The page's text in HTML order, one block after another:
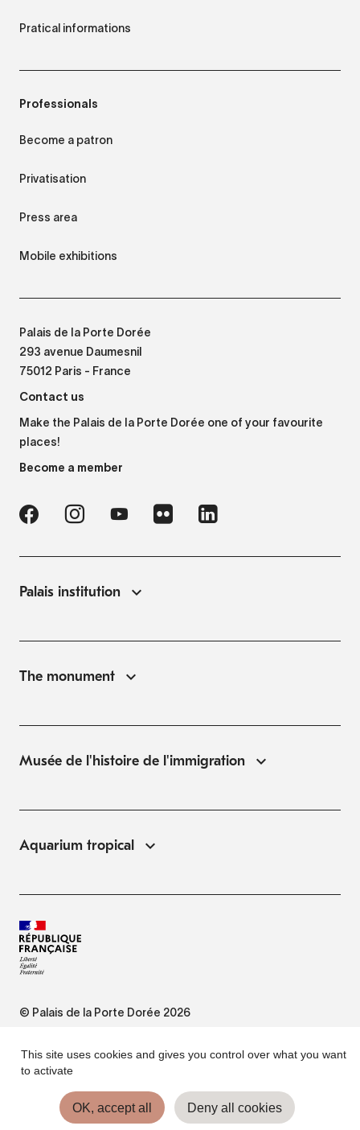
Pratical informations
Professionals
Become a patron
Privatisation
Press area
Mobile exhibitions
Palais de la Porte Dorée
293 avenue Daumesnil
75012 Paris - France
Contact us
Make the Palais de la Porte Dorée one of your favourite
places!
Become a member
Palais institution
The monument
Musée de l'histoire de l'immigration
Aquarium tropical
© Palais de la Porte Dorée 2026
Website Terms of Use
This site uses cookies and gives you control over what you want
to activate
OK, accept all Deny all cookies